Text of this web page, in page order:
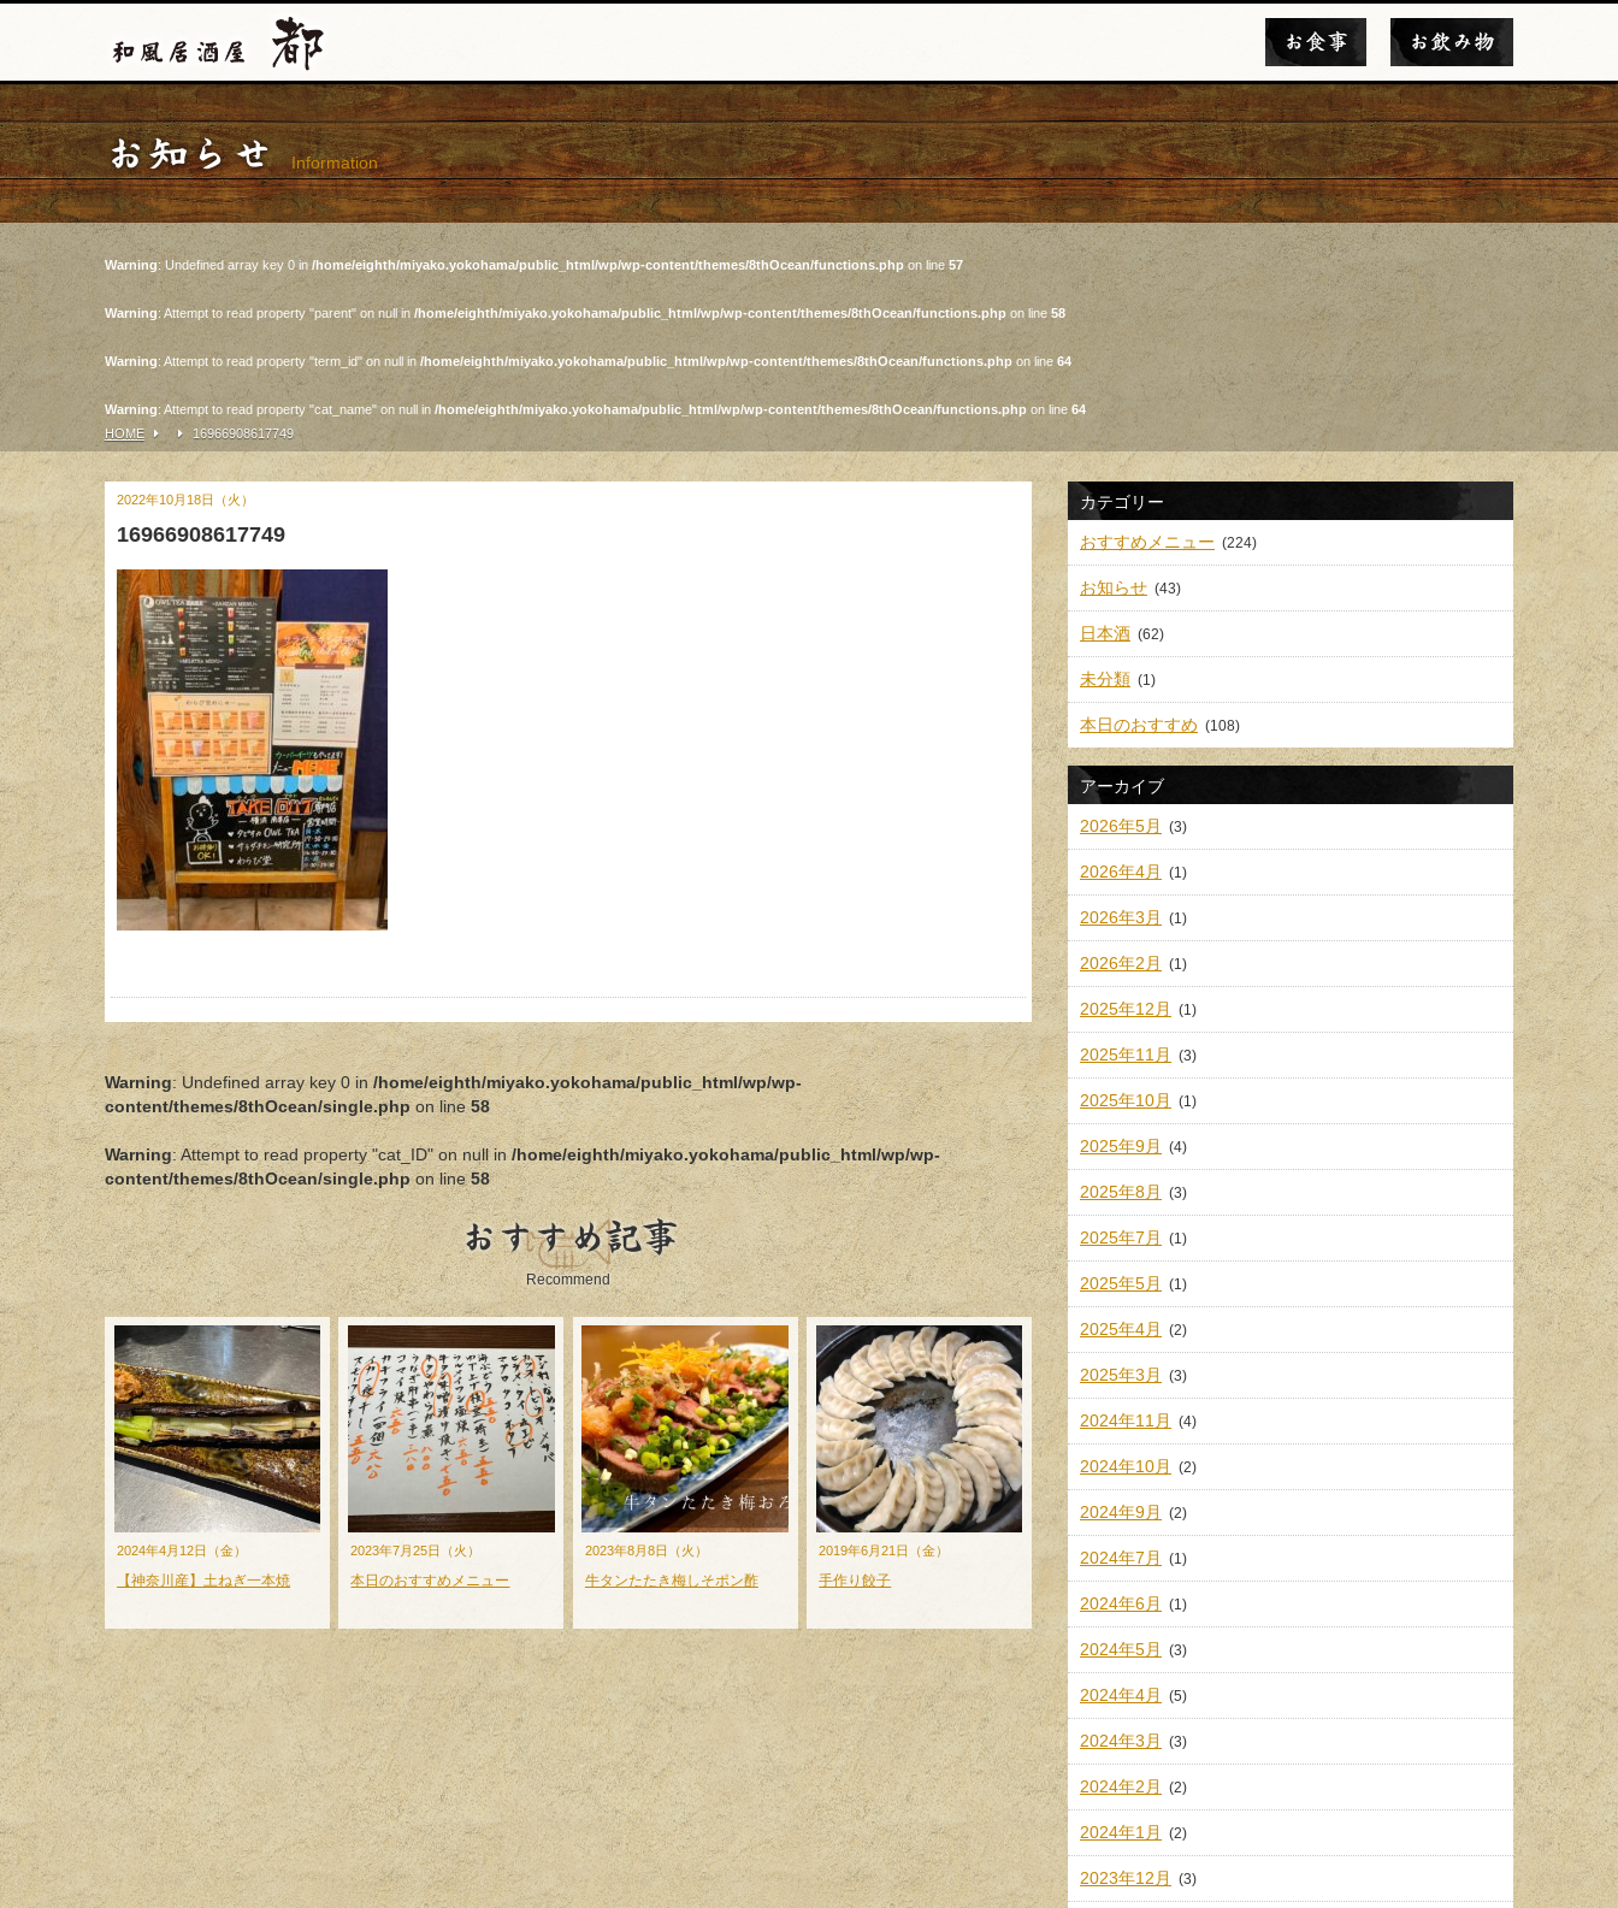
お食事 お飲み物
お知らせ Information
Warning: Undefined array key 0 in /home/eighth/miyako.yokohama/public_html/wp/wp-content/themes/8thOcean/functions.phpon line57
Warning: Attempt to read property "parent" on null in/home/eighth/miyako.yokohama/public_html/wp/wp-content/themes/8thOcean/functions.php on line 58
Warning: Attempt to read property "term_id" on null in/home/eighth/miyako.yokohama/public_html/wp/wp-content/themes/8thOcean/functions.php on line 64
Warning: Attempt to read property "cat_name" on null in /home/eighth/miyako.yokohama/public_html/wp/wp-content/themes/8thOcean/functions.php on line 64
HOME
16966908617749
2022年10月18日（火）
16966908617749
Warning: Undefined array key 0 in/home/eighth/miyako.yokohama/public_html/wp/wp-
content/themes/8thOcean/single.phpon line58
Warning: Attempt to read property "cat_ID" on null in/home/eighth/miyako.yokohama/public_html/wp/wp-
content/themes/8thOcean/single.phpon line58
おすすめ記事
Recommend
2024年4月12日（金）
【神奈川産】土ねぎ一本焼
2023年7月25日（火）
本日のおすすめメニュー
2023年8月8日（火）
牛タンたたき梅しそポン酢
2019年6月21日（金）
手作り餃子
カテゴリー
おすすめメニュー (224)
お知らせ (43)
日本酒 (62)
未分類 (1)
本日のおすすめ (108)
アーカイブ
2026年5月 (3)
2026年4月 (1)
2026年3月 (1)
2026年2月 (1)
2025年12月 (1)
2025年11月 (3)
2025年10月 (1)
2025年9月 (4)
2025年8月 (3)
2025年7月 (1)
2025年5月 (1)
2025年4月 (2)
2025年3月 (3)
2024年11月 (4)
2024年10月 (2)
2024年9月 (2)
2024年7月 (1)
2024年6月 (1)
2024年5月 (3)
2024年4月 (5)
2024年3月 (3)
2024年2月 (2)
2024年1月 (2)
2023年12月 (3)